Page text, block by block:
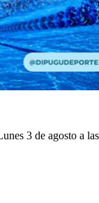
3 de agosto a las